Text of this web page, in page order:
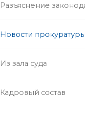
Разъяснение
Новости прокуратуры
Из зала суда
Кадровый состав